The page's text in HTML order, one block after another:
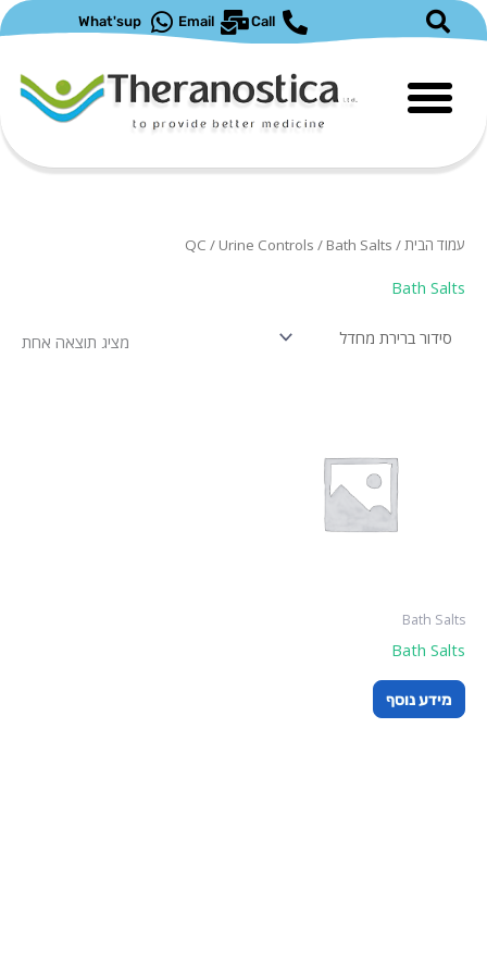
Call
Email
What'sup
עמוד הבית/
QC / Urine Controls / Bath Salts
Bath Salts
מציג תוצאה אחת
Bath Salts
Bath Salts
מידע נוסף